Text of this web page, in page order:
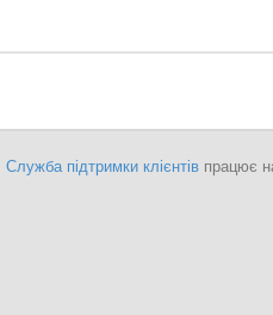
Служба підтримки клієнтівпрацює